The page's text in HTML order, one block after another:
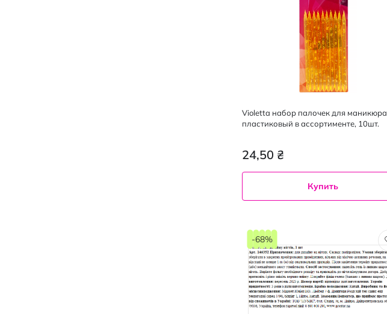
Violetta набор палочек для маникюра
пластиковый в ассортименте, 10шт.
24,50 ₴
Купить
-68%